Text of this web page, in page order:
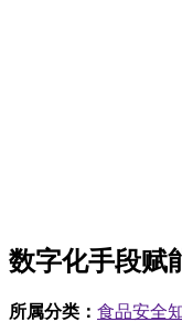
数字化手段赋
所属分类： 食品安全